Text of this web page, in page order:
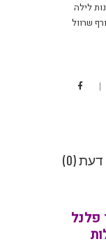
לילה
שרוול
(0)
פלנל